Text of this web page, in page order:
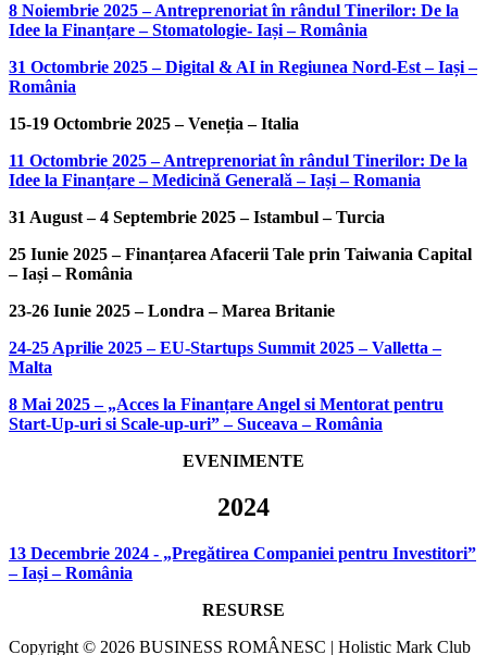
8 Noiembrie 2025 – Antreprenoriat în rândul Tinerilor: De la
Idee la Finanțare – Stomatologie- Iași – România
31 Octombrie 2025 – Digital & AI in Regiunea Nord-Est – Iași –
România
15-19 Octombrie 2025 – Veneția – Italia
11 Octombrie 2025 – Antreprenoriat în rândul Tinerilor: De la
Idee la Finanțare – Medicină Generală – Iași – Romania
31 August – 4 Septembrie 2025 – Istambul – Turcia
25 Iunie 2025 – Finanțarea Afacerii Tale prin Taiwania Capital
– Iași – România
23-26 Iunie 2025 – Londra – Marea Britanie
24-25 Aprilie 2025 – EU-Startups Summit 2025 – Valletta –
Malta
8 Mai 2025 – „Acces la Finanțare Angel si Mentorat pentru
Start-Up-uri si Scale-up-uri” – Suceava – România
EVENIMENTE
2024
13 Decembrie 2024 - „Pregătirea Companiei pentru Investitori”
– Iași – România
RESURSE
Copyright © 2026 BUSINESS ROMÂNESC | Holistic Mark Club